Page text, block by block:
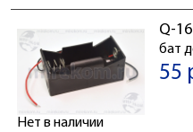
Q-
бат
55
Нет в наличии